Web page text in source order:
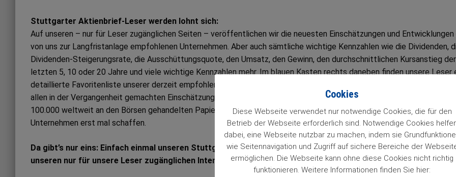
Stuttgarter Aktienbrief-Leser werden lohnt sich:
Auf unseren – nur für Leser zugänglichen Seiten – veröffentlichen wir die neuesten Einschätzungen und Entwicklungen
von uns zur Langfristanlage empfohlenen Unternehmen. Aber auch sämtliche wichtige Kennzahlen wie die Dividenden,
Dividenden-Steigerungsrate, die Ausschüttungsquote, den Umsatz, den Gewinn, den durchschnittlichen Kursanstieg der
letzten 5, 10 oder 20 Jahre und viele wichtige Kennzahlen mehr. Im blauen Kasten rechts daneben finden unsere Leser
detaillierte Favoritenliste unserer derzeit empfohlenen 84 Wachstumstitel. Mit einem Klick auf den Titel gelangt man
allen in der Vergangenheit gemachten Einschätzungen. Also Zugriff auf Informationen zu unseren „84 Lieblingen“, die
100.000 weltweit an den Börsen gehandelten Papieren das Prädikat Wachstumswert von uns erhalten haben. Das muss
Unternehmen erst mal schaffen.
Da gibt’s nur eins: Einfach einmal unseren Stuttgarter Aktienbrief unverbindlich testenmit Sofortfreischaltung
unseren nur für unsere Leser zugänglichen Internetseiten …
Cookies
Diese Webseite verwendet nur notwendige Cookies, die für den
Betrieb der Webseite erforderlich sind. Notwendige Cookies
dabei, eine Webseite nutzbar zu machen, indem sie
wie Seitennavigation und Zugriff auf sichere Bereiche der
ermöglichen. Die Webseite kann ohne diese Cookies nicht richtig
funktionieren. Weitere Informationen finden Sie hier: